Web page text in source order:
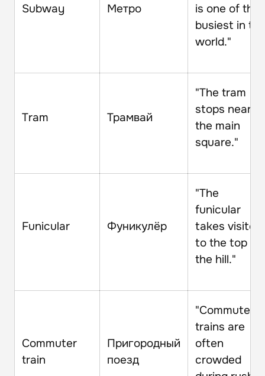
Subway Метро
is one of the
busiest in
world."
Tram Трамвай
"The tram
stops near
the main
square."
Funicular Фуникулёр
"The
funicular
takes
to the top of
the hill."
Commuter
train
Пригородный
поезд
"Commuter
trains are
often
crowded